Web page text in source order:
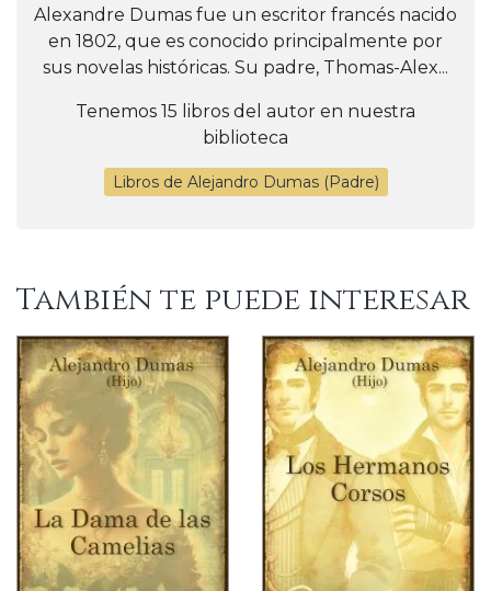
Alexandre Dumas fue un escritor francés nacido
en 1802, que es conocido principalmente por
sus novelas históricas. Su padre, Thomas-Alex...
Tenemos 15 libros del autor en nuestra
biblioteca
Libros de Alejandro Dumas (Padre)
También te puede interesar